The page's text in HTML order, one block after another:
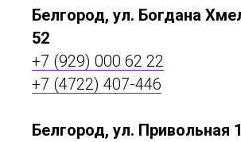
Белгород, ул. Богдана
52
+7 (929) 000 62 22
+7 (4722) 407-446
Белгород, ул. Привольная